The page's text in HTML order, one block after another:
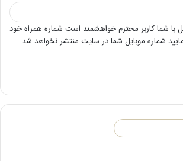
با شما کاربر محترم خواهشمند است شماره همراه خود
موبایل شما در سایت منتشر نخواهد شد.